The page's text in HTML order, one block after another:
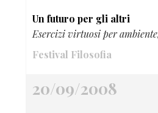
Un futuro per gli altri
Esercizi virtuosi per
Festival Filosofia
20/09/2008